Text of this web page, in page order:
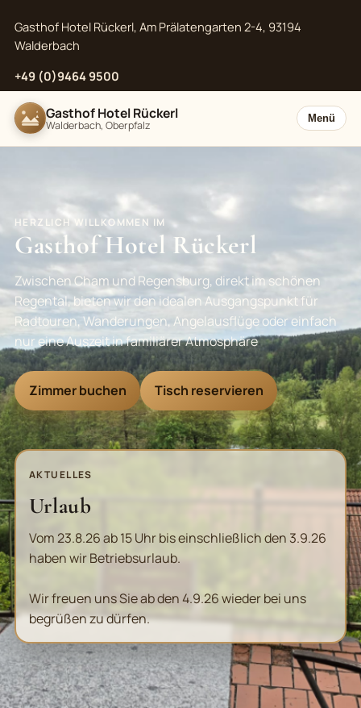
Gasthof Hotel Rückerl, Am Prälatengarten 2-4, 93194
Walderbach
+49 (0)9464 9500
Gasthof Hotel Rückerl
Walderbach, Oberpfalz Menü
HERZLICH WILLKOMMEN IM
Gasthof Hotel Rückerl
Zwischen Cham und Regensburg, direkt im schönen
Regental, bieten wir den idealen Ausgangspunkt für
Radtouren, Wanderungen, Angelausflüge oder einfach
nur eine Auszeit in familiärer Atmosphäre
Zimmer buchen Tisch reservieren
AKTUELLES
Urlaub
Vom 23.8.26 ab 15 Uhr bis einschließlich den 3.9.26
haben wir Betriebsurlaub.
Wir freuen uns Sie ab den 4.9.26 wieder bei uns
begrüßen zu dürfen.